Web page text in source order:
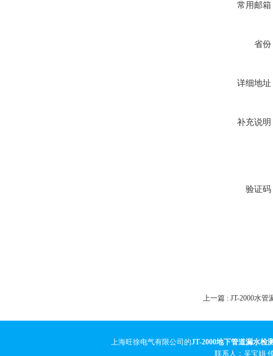
常用邮箱
省份
详细地址
补充说明
验证码
上一篇 : JT-2000水管
上海旺徐电气有限公司的JT-2000地下管道漏水检
联系人：吴宝娟